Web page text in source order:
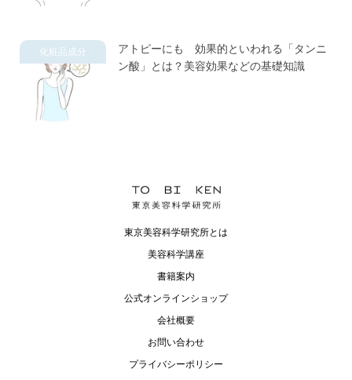
化粧品成分
アトピーにも 効果的といわれる「タンニ
ン酸」とは？美容効果などの基礎知識
東京美容科学研究所とは
美容科学講座
書籍案内
公式オンラインショップ
会社概要
お問い合わせ
プライバシーポリシー